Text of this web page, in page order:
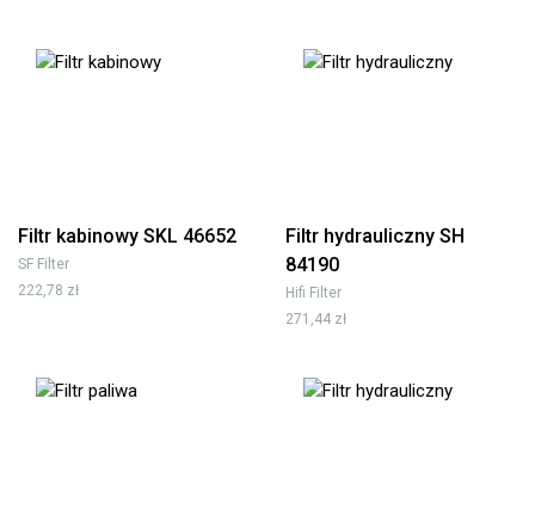
Filtr kabinowy SKL 46652
SF Filter
222,78 zł
Filtr hydrauliczny SH
84190
Hifi Filter
271,44 zł